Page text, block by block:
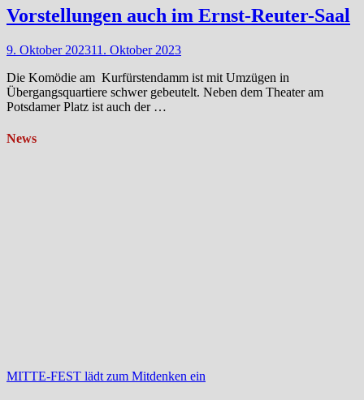
Vorstellungen auch im Ernst-Reuter-Saal
9. Oktober 202311. Oktober 2023
Die Komödie am Kurfürstendamm ist mit Umzügen in
Übergangsquartiere schwer gebeutelt. Neben dem Theater am
Potsdamer Platz ist auch der …
News
MITTE-FEST lädt zum Mitdenken ein